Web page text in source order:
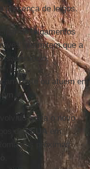
presença de leigos.
de julgamentos
permitem que a
sacerdócio.
parte ou atuem em
para o novo
dosEUA em
nas próximas